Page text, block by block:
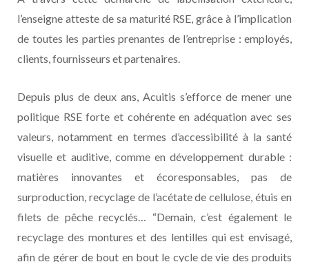
l’enseigne atteste de sa maturité RSE, grâce à l’implication
de toutes les parties prenantes de l’entreprise : employés,
clients, fournisseurs et partenaires.
Depuis plus de deux ans, Acuitis s’efforce de mener une
politique RSE forte et cohérente en adéquation avec ses
valeurs, notamment en termes d’accessibilité à la santé
visuelle et auditive, comme en développement durable :
matières innovantes et écoresponsables, pas de
surproduction, recyclage de l’acétate de cellulose, étuis en
filets de pêche recyclés… “Demain, c’est également le
recyclage des montures et des lentilles qui est envisagé,
afin de gérer de bout en bout le cycle de vie des produits